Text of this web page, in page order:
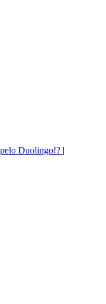
Duolingo!? |